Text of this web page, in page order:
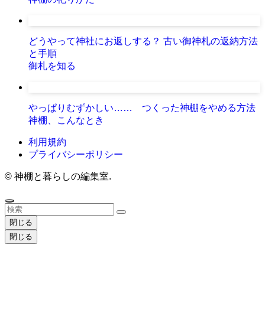
どうやって神社にお返しする？ 古い御神札の返納方法
と手順
御札を知る
やっぱりむずかしい…… つくった神棚をやめる方法
神棚、こんなとき
利用規約
プライバシーポリシー
© 神棚と暮らしの編集室.
閉じる
閉じる